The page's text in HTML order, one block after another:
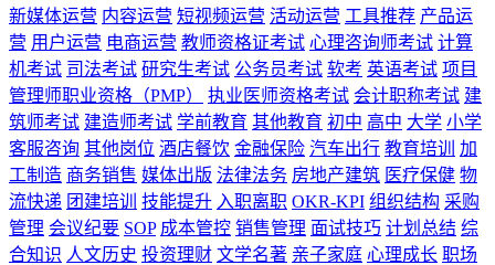
新媒体运营 内容运营 短视频运营 活动运营 工具推荐 产品运
营 用户运营 电商运营 教师资格证考试 心理咨询师考试 计算
机考试 司法考试 研究生考试 公务员考试 软考 英语考试 项目
管理师职业资格（PMP）
执业医师资格考试 会计职称考试 建
筑师考试 建造师考试 学前教育 其他教育 初中 高中 大学 小学
客服咨询 其他岗位 酒店餐饮 金融保险 汽车出行 教育培训
加
工制造 商务销售 媒体出版 法律法务 房地产建筑 医疗保健 物
流快递 团建培训 技能提升 入职离职 OKR-KPI 组织结构 采购
管理 会议纪要 SOP 成本管控 销售管理 面试技巧 计划总结 综
合知识 人文历史 投资理财 文学名著 亲子家庭 心理成长 职场